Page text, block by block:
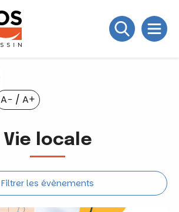
A− / A+
Vie locale
Filtrer les évènements